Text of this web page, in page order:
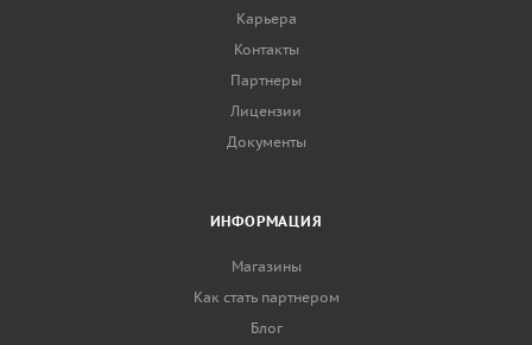
Карьера
Контакты
Партнеры
Лицензии
Документы
ИНФОРМАЦИЯ
Магазины
Как стать партнером
Блог